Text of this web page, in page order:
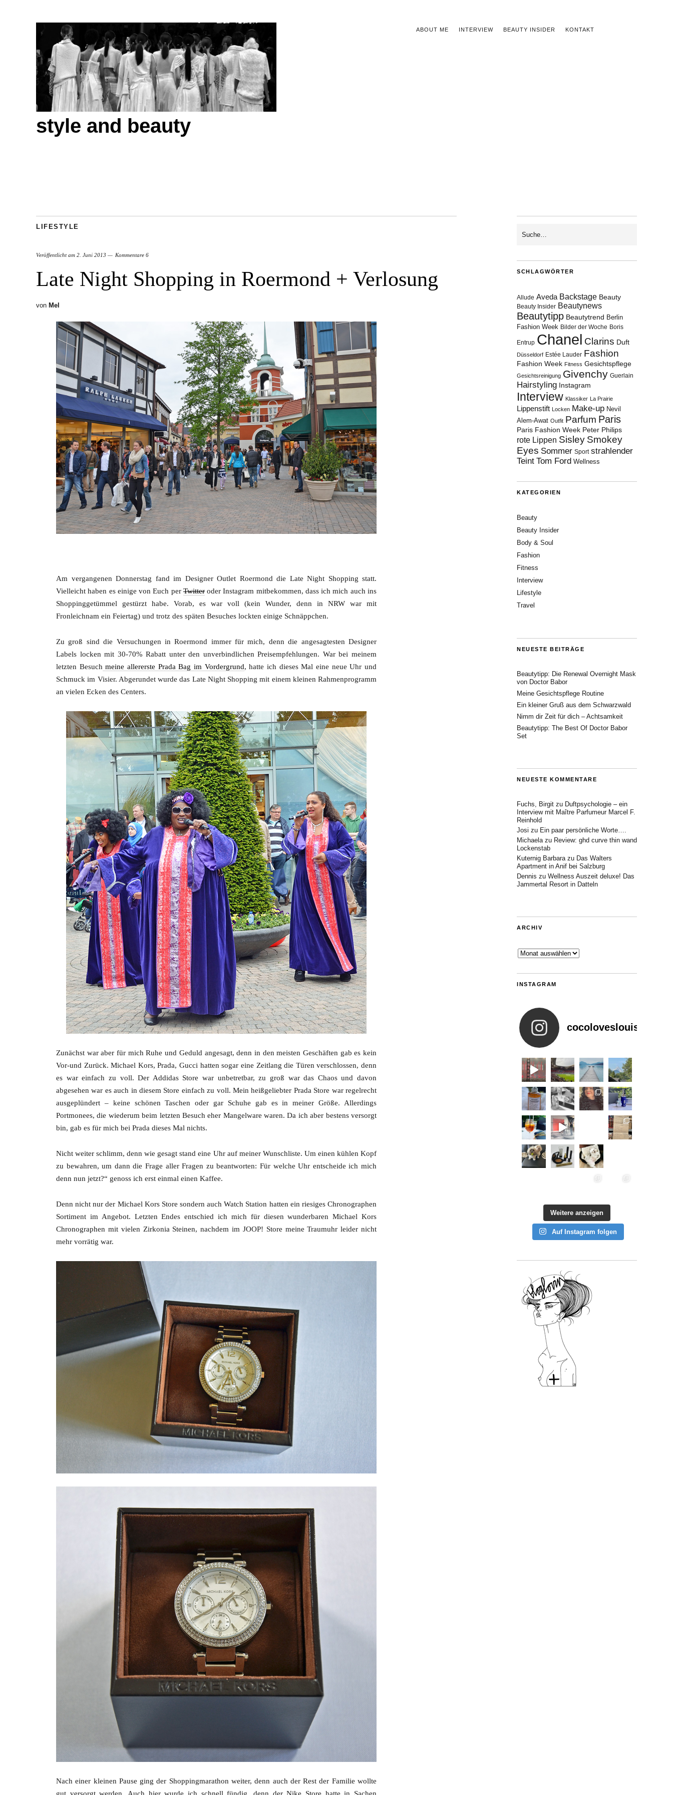
ABOUT ME INTERVIEW BEAUTY INSIDER KONTAKT
style and beauty
LIFESTYLE
Veröffentlicht am 2. Juni 2013 Kommentare 6
Late Night Shopping in Roermond + Verlosung
von Mel
Am vergangenen Donnerstag fand im Designer Outlet Roermond die Late Night Shopping statt.
Vielleicht haben es einige von Euch perTwitteroder Instagram mitbekommen, dass ich mich auch ins
Shoppinggetümmel gestürzt habe. Vorab, es war voll (kein Wunder, denn in NRW war mit
Fronleichnam ein Feiertag) und trotz des späten Besuches lockten einige Schnäppchen.
Zu groß sind die Versuchungen in Roermond immer für mich, denn die angesagtesten Designer
Labels locken mit 30-70% Rabatt unter den unverbindlichen Preisempfehlungen. War bei meinem
letzten Besuch meine allererste Prada Bag im Vordergrund, hatte ich dieses Mal eine neue Uhr und
Schmuck im Visier. Abgerundet wurde das Late Night Shopping mit einem kleinen Rahmenprogramm
an vielen Ecken des Centers.
Zunächst war aber für mich Ruhe und Geduld angesagt, denn in den meisten Geschäften gab es kein
Vor-und Zurück. Michael Kors, Prada, Gucci hatten sogar eine Zeitlang die Türen verschlossen, denn
es war einfach zu voll. Der Addidas Store war unbetretbar, zu groß war das Chaos und davon
abgesehen war es auch in diesem Store einfach zu voll. Mein heißgeliebter Prada Store war regelrecht
ausgeplündert – keine schönen Taschen oder gar Schuhe gab es in meiner Größe. Allerdings
Portmonees, die wiederum beim letzten Besuch eher Mangelware waren. Da ich aber bestens versorgt
bin, gab es für mich bei Prada dieses Mal nichts.
Nicht weiter schlimm, denn wie gesagt stand eine Uhr auf meiner Wunschliste. Um einen kühlen Kopf
zu bewahren, um dann die Frage aller Fragen zu beantworten: Für welche Uhr entscheide ich mich
denn nun jetzt?“ genoss ich erst einmal einen Kaffee.
Denn nicht nur der Michael Kors Store sondern auch Watch Station hatten ein riesiges Chronographen
Sortiment im Angebot. Letzten Endes entschied ich mich für diesen wunderbaren Michael Kors
Chronographen mit vielen Zirkonia Steinen, nachdem im JOOP! Store meine Traumuhr leider nicht
mehr vorrätig war.
Nach einer kleinen Pause ging der Shoppingmarathon weiter, denn auch der Rest der Familie wollte
gut versorgt werden. Auch hier wurde ich schnell fündig, denn der Nike Store hatte in Sachen
SCHLAGWÖRTER
Allude Aveda Backstage Beauty
Beauty Insider Beautynews
Beautytipp Beautytrend Berlin
Fashion Week Bilder der Woche Boris
Entrup Chanel Clarins Duft
Düsseldorf Estée Lauder Fashion
Fashion Week Fitness Gesichtspflege
Gesichtsreinigung Givenchy Guerlain
Hairstyling Instagram
Interview Klassiker La Prairie
Lippenstift Locken Make-up Nevil
Alem-Awat Outfit Parfum Paris
Paris Fashion Week Peter Philips
rote Lippen Sisley Smokey
Eyes Sommer Sport strahlender
Teint Tom Ford Wellness
KATEGORIEN
Beauty
Beauty Insider
Body & Soul
Fashion
Fitness
Interview
Lifestyle
Travel
NEUESTE BEITRÄGE
Beautytipp: Die Renewal Overnight Mask
von Doctor Babor
Meine Gesichtspflege Routine
Ein kleiner Gruß aus dem Schwarzwald
Nimm dir Zeit für dich – Achtsamkeit
Beautytipp: The Best Of Doctor Babor
Set
NEUESTE KOMMENTARE
Fuchs, Birgit zu Duftpsychologie – ein
Interview mit Maître Parfumeur Marcel F.
Reinhold
Josi zu Ein paar persönliche Worte….
Michaelazu Review: ghd curve thin wand
Lockenstab
Kuternig Barbarazu Das Walters
Apartment in Anif bei Salzburg
Dennis zu Wellness Auszeit deluxe! Das
Jammertal Resort in Datteln
ARCHIV
Archiv
INSTAGRAM
cocoloveslouis
Weitere anzeigen
Auf Instagram folgen